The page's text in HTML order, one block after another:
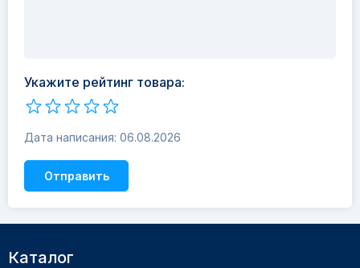
Укажите рейтинг товара:
Дата написания: 06.08.2026
Отправить
Каталог